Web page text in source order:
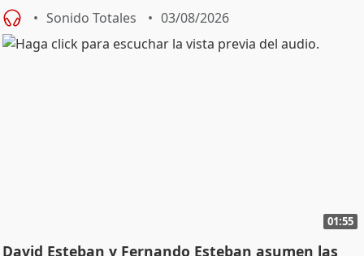
Sonido Totales 03/08/2026
01:55
David Esteban y Fernando Esteban asumen las